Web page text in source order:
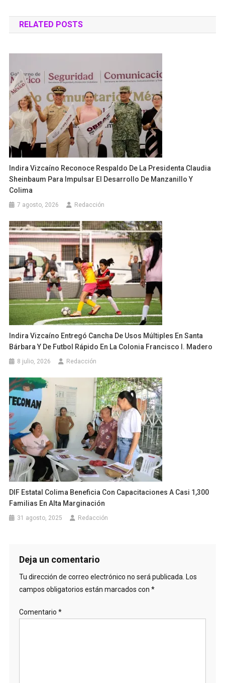
de
entradas
RELATED POSTS
Indira Vizcaíno Reconoce Respaldo De La Presidenta Claudia
Sheinbaum Para Impulsar El Desarrollo De Manzanillo Y
Colima
7 agosto, 2026 Redacción
Indira Vizcaíno Entregó Cancha De Usos Múltiples En Santa
Bárbara Y De Futbol Rápido En La Colonia Francisco I. Madero
8 julio, 2026 Redacción
DIF Estatal Colima Beneficia Con Capacitaciones A Casi 1,300
Familias En Alta Marginación
31 agosto, 2025 Redacción
Deja un comentario
Tu dirección de correo electrónico no será publicada. Los
campos obligatorios están marcados con *
Comentario *